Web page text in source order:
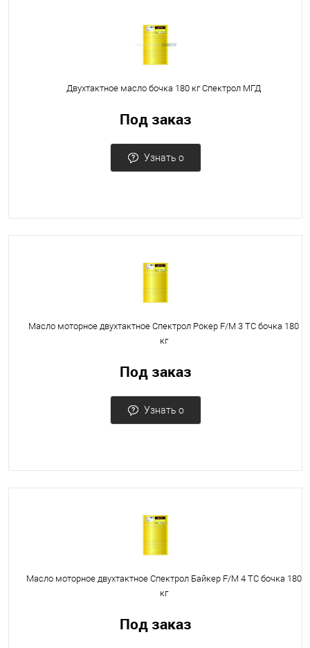
Двухтактное масло бочка 180 кг Спектрол МГД
Под заказ
Узнать о
Масло моторное двухтактное Спектрол Рокер F/M 3 TC бочка 180
кг
Под заказ
Узнать о
Масло моторное двухтактное Спектрол Байкер F/M 4 TC бочка 180
кг
Под заказ